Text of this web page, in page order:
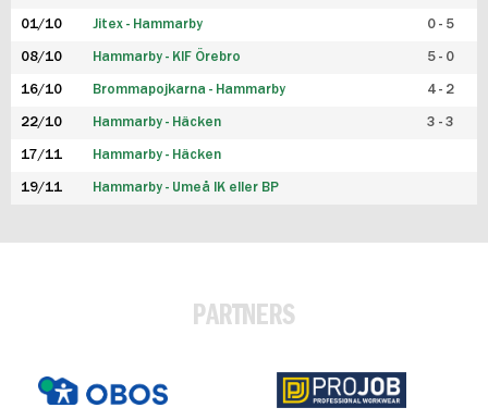
01/10 Jitex - Hammarby 0 - 5
08/10 Hammarby - KIF Örebro 5 - 0
16/10 Brommapojkarna - Hammarby 4 - 2
22/10 Hammarby - Häcken 3 - 3
17/11 Hammarby - Häcken
19/11 Hammarby - Umeå IK eller BP
PARTNERS